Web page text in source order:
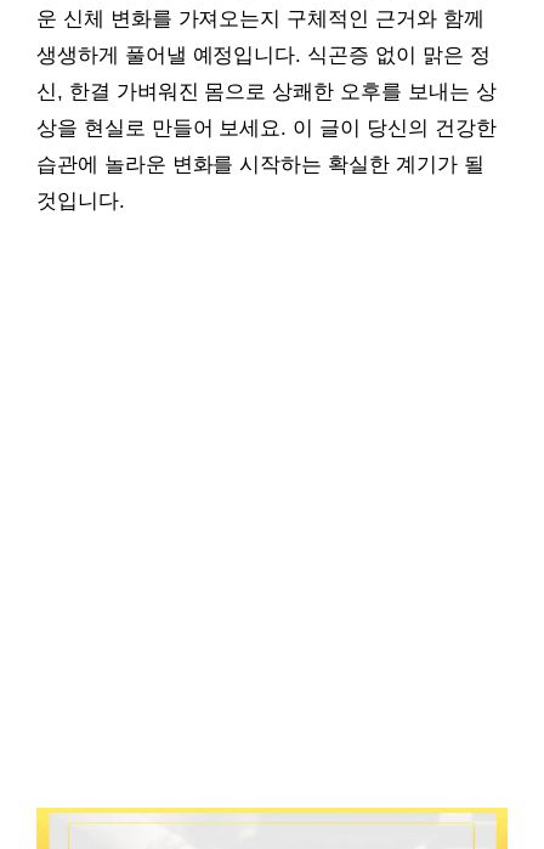
운 신체 변화를 가져오는지 구체적인 근거와 함께
생생하게 풀어낼 예정입니다. 식곤증 없이 맑은 정
신, 한결 가벼워진 몸으로 상쾌한 오후를 보내는 상
상을 현실로 만들어 보세요. 이 글이 당신의 건강한
습관에 놀라운 변화를 시작하는 확실한 계기가 될
것입니다.